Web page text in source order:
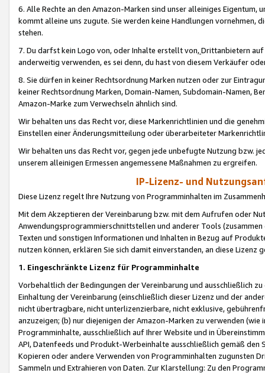
6. Alle Rechte an den Amazon-Marken sind unser alleiniges
kommt alleine uns zugute. Sie werden keine Handlungen vornehmen,
stehen.
7. Du darfst kein Logo von, oder Inhalte erstellt von,Drittanbietern auf
anderweitig verwenden, es sei denn, du hast von diesem Verkäufer
8. Sie dürfen in keiner Rechtsordnung Marken nutzen oder zur
keiner Rechtsordnung Marken, Domain-Namen, Subdomain-Namen,
Amazon-Marke zum Verwechseln ähnlich sind.
Wir behalten uns das Recht vor, diese Markenrichtlinien und die
Einstellen einer Änderungsmitteilung oder überarbeiteter
Wir behalten uns das Recht vor, gegen jede unbefugte Nutzung bzw.
unserem alleinigen Ermessen angemessene Maßnahmen zu ergreifen.
IP-Lizenz- und
Diese Lizenz regelt Ihre Nutzung von Programminhalten im
Mit dem Akzeptieren der Vereinbarung bzw. mit dem Aufrufen oder
Anwendungsprogrammierschnittstellen und anderer Tools (zusammen
Texten und sonstigen Informationen und Inhalten in Bezug auf
nutzen können, erklären Sie sich damit einverstanden, an diese Lizenz
1. Eingeschränkte Lizenz für Programminhalte
Vorbehaltlich der Bedingungen der Vereinbarung und ausschließlich
Einhaltung der Vereinbarung (einschließlich dieser Lizenz und der
nicht übertragbare, nicht unterlizenzierbare, nicht exklusive,
anzuzeigen; (b) nur diejenigen der Amazon-Marken zu verwenden
Programminhalte, ausschließlich auf Ihrer Website und in
API, Datenfeeds und Produkt-Werbeinhalte ausschließlich gemäß
Kopieren oder andere Verwenden von Programminhalten zugunsten
Sammeln und Extrahieren von Daten. Zur Klarstellung: Zu den